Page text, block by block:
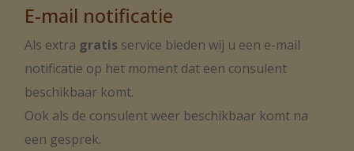
E-mail notificatie
Als extra gratis service bieden wij u een e-mail
notificatie op het moment dat een consulent
beschikbaar komt.
Ook als de consulent weer beschikbaar komt na
een gesprek.